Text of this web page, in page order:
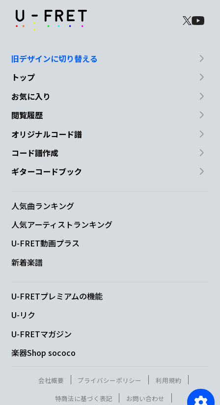
旧デザインに切り替える
トップ
お気に入り
閲覧履歴
オリジナルコード譜
コード譜作成
ギターコードブック
人気曲ランキング
人気アーティストランキング
U-FRET動画プラス
新着楽譜
U-FRETプレミアムの機能
U-リク
U-FRETマガジン
楽器Shop sococo
会社概要 プライバシーポリシー
利用規約
特商法に基づく表記
お問い合わせ